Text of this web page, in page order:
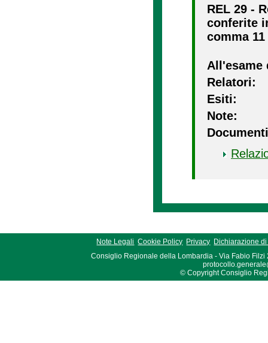
REL 29 -
conferite
comma
All'esame
Relatori:
Esiti:
Note:
Note Legali Cookie Policy Privacy Dichiarazione
Consiglio Regionale della Lombardia - Via Fabio Filzi
© Copyright Consiglio